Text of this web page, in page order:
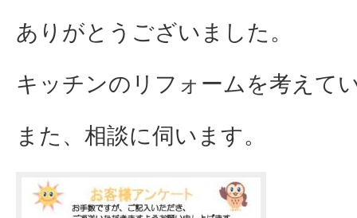
ありがとうございました。
キッチンのリフォームを考えて
また、相談に伺います。